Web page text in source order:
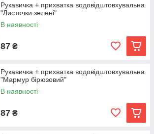
Рукавичка + прихватка водовідштовхувальна
"Листочки зелені"
В наявності
87 ₴
Рукавичка + прихватка водовідштовхувальна
"Мармур бірюзовий"
В наявності
87 ₴